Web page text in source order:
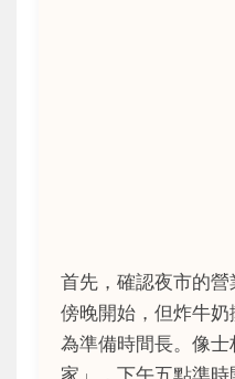
首先，確認夜市的
傍晚開始，但炸牛
為準備時間長。像
家」，下午五點準